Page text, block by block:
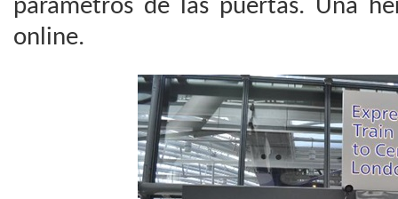
parámetros de las puertas. Una
online.